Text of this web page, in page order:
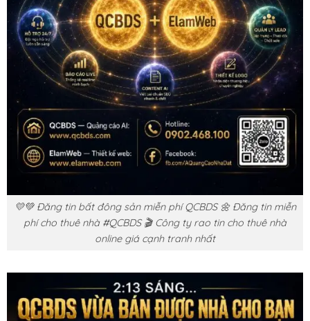
💛💚 Đăng tin bất đông sản miễn phí QCBDS 🌼 Đăng tin miễn
phí cho thuê nhà #QCBDS 🎬 Công ty rao tin cho thuê nhà
online giá cạnh tranh nhất